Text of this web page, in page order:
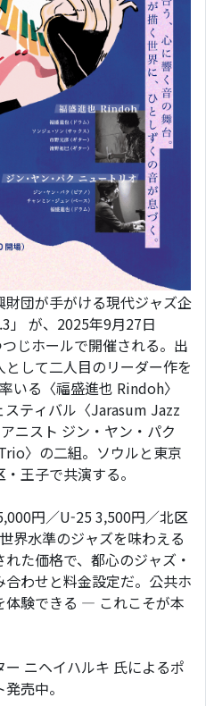
団が手がける現代ジャズ企
が、2025年9月27日
じホールで開催される。出
して二人目のリーダー作を
いる〈福盛進也 Rindoh〉
ティバル〈Jarasum Jazz
ニスト ジン・ヤン・パク
〉の二組。ソウルと東京
王子で共演する。
円／U-25 3,500円／北区
界水準のジャズを味わえる
た価格で、都心のジャズ・
わせと料金設定だ。公共ホ
体験できる ― これこそが本
ニヘイハルキ 氏によるポ
売中。